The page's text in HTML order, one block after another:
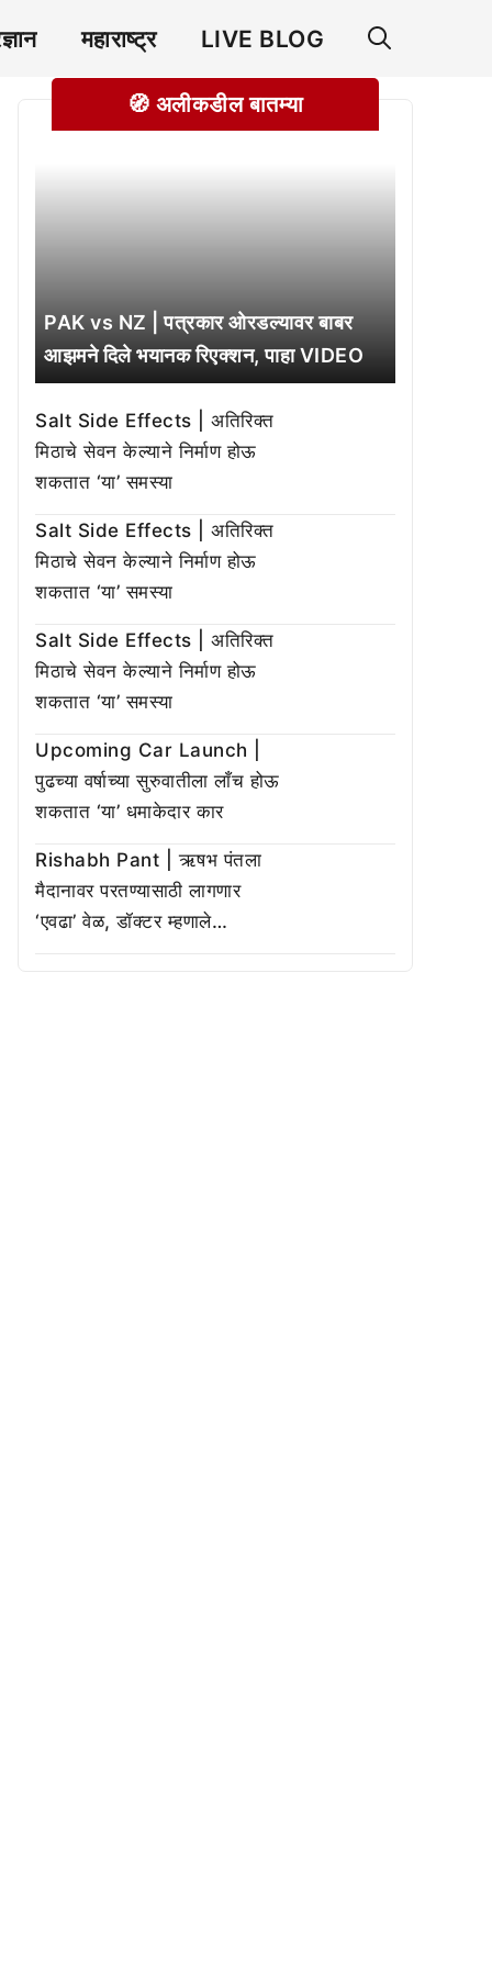
महाराष्ट्र LIVE BLOG
🧭 अलीकडील बातम्या
PAK vs NZ | पत्रकार ओरडल्यावर बाबर
आझमने दिले भयानक रिएक्शन, पाहा VIDEO
Salt Side Effects | अतिरिक्त
मिठाचे सेवन केल्याने निर्माण होऊ
शकतात ‘या’ समस्या
Salt Side Effects | अतिरिक्त
मिठाचे सेवन केल्याने निर्माण होऊ
शकतात ‘या’ समस्या
Salt Side Effects | अतिरिक्त
मिठाचे सेवन केल्याने निर्माण होऊ
शकतात ‘या’ समस्या
Upcoming Car Launch |
पुढच्या वर्षाच्या सुरुवातीला लाँच होऊ
शकतात ‘या’ धमाकेदार कार
Rishabh Pant | ऋषभ पंतला
मैदानावर परतण्यासाठी लागणार
‘एवढा’ वेळ, डॉक्टर म्हणाले…